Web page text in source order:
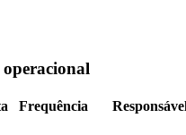
Frequência